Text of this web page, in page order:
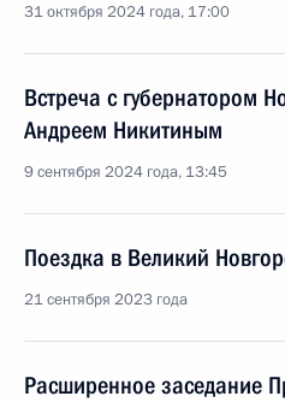
31 октября 2024 года, 17:00
Встреча с губернатором
Андреем Никитиным
9 сентября 2024 года, 13:45
Поездка в Великий
21 сентября 2023 года
Расширенное заседание